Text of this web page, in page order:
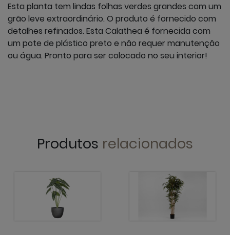
Esta planta tem lindas folhas verdes grandes com um
grão leve extraordinário. O produto é fornecido com
detalhes refinados. Esta Calathea é fornecida com
um pote de plástico preto e não requer manutenção
ou água. Pronto para ser colocado no seu interior!
Produtos relacionados